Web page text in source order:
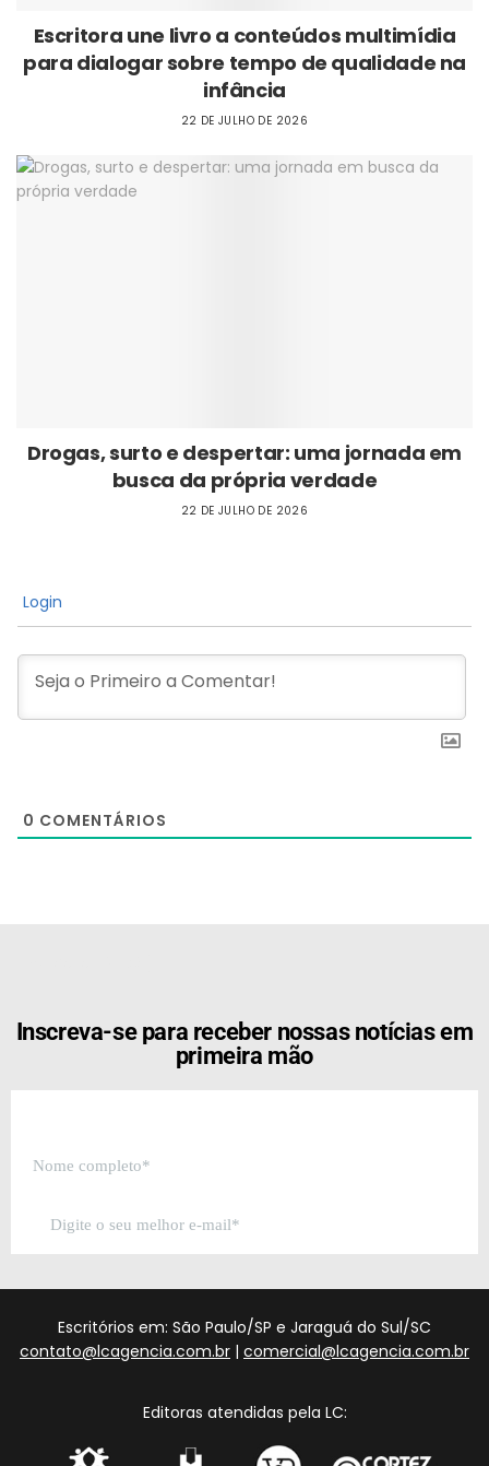
Escritora une livro a conteúdos multimídia
para dialogar sobre tempo de qualidade na
infância
22 DE JULHO DE 2026
Drogas, surto e despertar: uma jornada em
busca da própria verdade
22 DE JULHO DE 2026
Login
0 COMENTÁRIOS
Inscreva-se para receber nossas notícias em
primeira mão
Escritórios em: São Paulo/SP e Jaraguá do Sul/SC
contato@lcagencia.com.br | comercial@lcagencia.com.br
Editoras atendidas pela LC: